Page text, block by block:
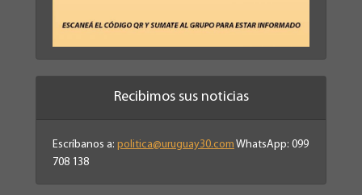
Recibimos sus noticias
Escríbanos a: politica@uruguay30.com WhatsApp: 099
708 138